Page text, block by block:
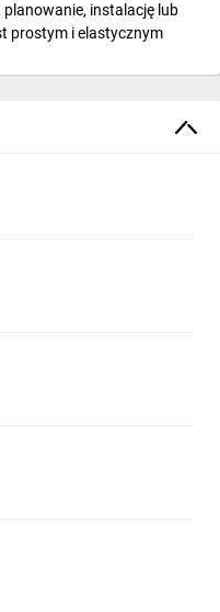
instalację lub
prostym i elastycznym